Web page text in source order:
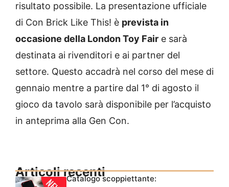
risultato possibile. La presentazione ufficiale
di Con Brick Like This! è prevista in
occasione della London Toy Fair e sarà
destinata ai rivenditori e ai partner del
settore. Questo accadrà nel corso del mese di
gennaio mentre a partire dal 1° di agosto il
gioco da tavolo sarà disponibile per l’acquisto
in anteprima alla Gen Con.
Articoli recentiCatalogo scoppiettante: